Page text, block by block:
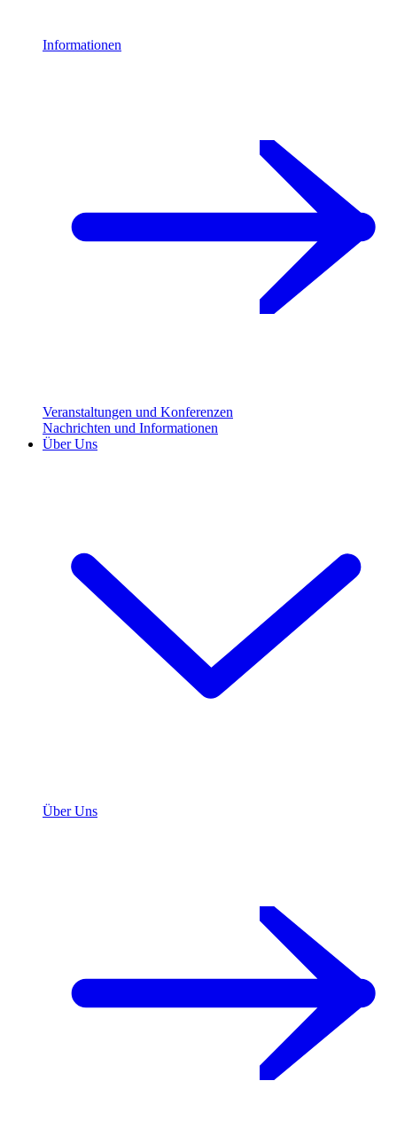
Informationen
Veranstaltungen und Konferenzen
Nachrichten und Informationen
Über Uns
Über Uns